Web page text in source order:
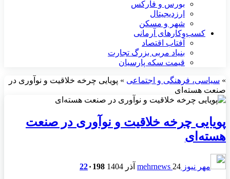
بورس و فارکس
ارزدیجیتال
شهر و مسکن
کسب‌وکارهای آرمانی
آفتاب اقتصاد
بنیاد مربی بزرگ تجارت
قیمت سکه پارسیان
» سیاسی، فرهنگی و اجتماعی » پویایی چرخه خلاقیت و نوآوری در
صنعت هسته‌ای
پویایی چرخه خلاقیت و نوآوری در صنعت
هسته‌ای
مهر نیوز mehrnews 24 آذر 1404 22۰ 198